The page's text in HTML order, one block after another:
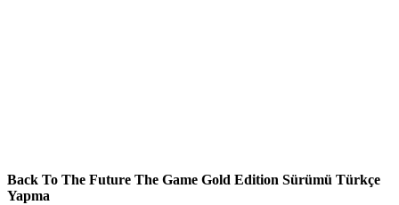
Back To The Future The Game Gold Edition Sürümü Türkçe
Yapma